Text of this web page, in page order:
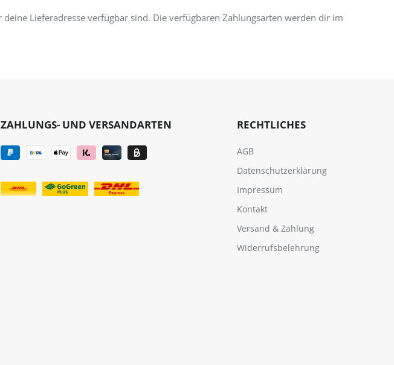
Lieferadresse verfügbar sind. Die verfügbaren Zahlungsarten werden dir im
ZAHLUNGS- UND VERSANDARTEN RECHTLICHES
AGB
Datenschutzerklärung
Impressum
Kontakt
Versand & Zahlung
Widerrufsbelehrung